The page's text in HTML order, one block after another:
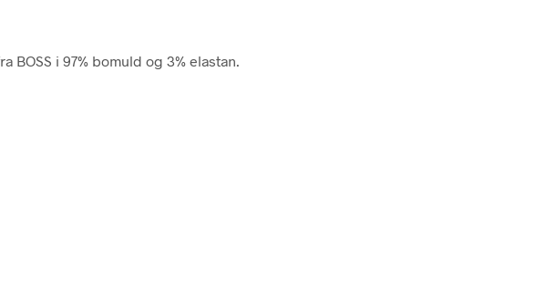
BOSS i 97% bomuld og 3% elastan.